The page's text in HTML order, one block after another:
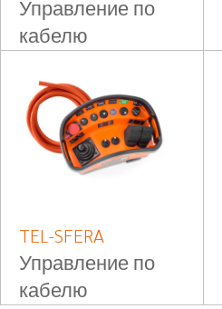
Управление по
кабелю
TEL-SFERA
Управление по
кабелю